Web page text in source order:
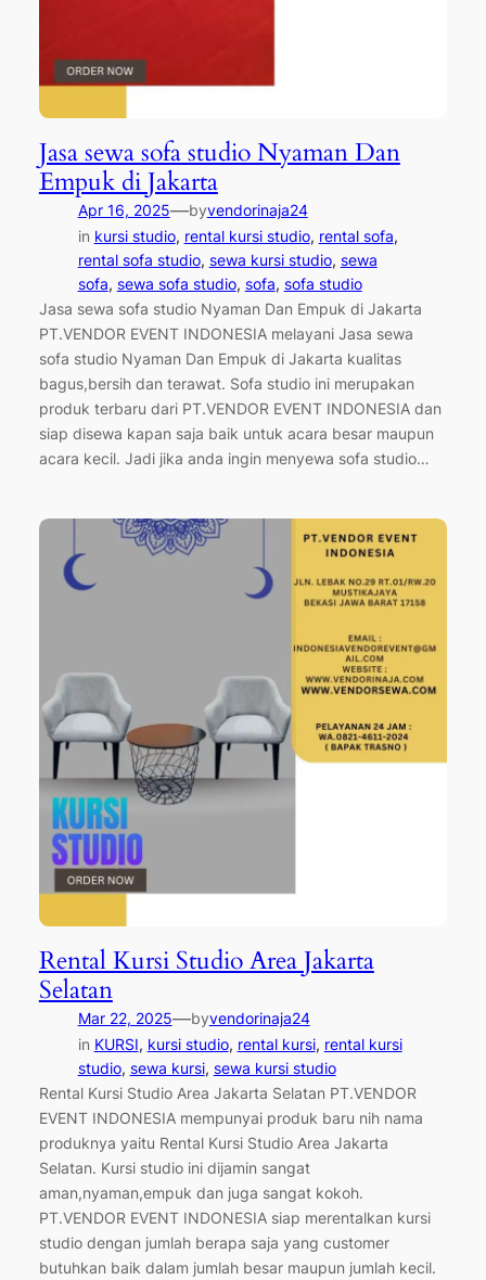
Jasa sewa sofa studio Nyaman Dan
Empuk di Jakarta
Apr 16, 2025—byvendorinaja24
in kursi studio, rental kursi studio, rental sofa
rental sofa studio, sewa kursi studio, sewa
sofa, sewa sofa studio, sofa, sofa studio
Jasa sewa sofa studio Nyaman Dan Empuk di Jakarta
PT.VENDOR EVENT INDONESIA melayani Jasa sewa
sofa studio Nyaman Dan Empuk di Jakarta kualitas
bagus,bersih dan terawat. Sofa studio ini merupakan
produk terbaru dari PT.VENDOR EVENT INDONESIA dan
siap disewa kapan saja baik untuk acara besar maupun
acara kecil. Jadi jika anda ingin menyewa sofa studio…
Rental Kursi Studio Area Jakarta
Selatan
Mar 22, 2025—byvendorinaja24
in KURSI, kursi studio, rental kursi, rental kursi
studio, sewa kursi, sewa kursi studio
Rental Kursi Studio Area Jakarta Selatan PT.VENDOR
EVENT INDONESIA mempunyai produk baru nih nama
produknya yaitu Rental Kursi Studio Area Jakarta
Selatan. Kursi studio ini dijamin sangat
aman,nyaman,empuk dan juga sangat kokoh.
PT.VENDOR EVENT INDONESIA siap merentalkan kursi
studio dengan jumlah berapa saja yang customer
butuhkan baik dalam jumlah besar maupun jumlah kecil.